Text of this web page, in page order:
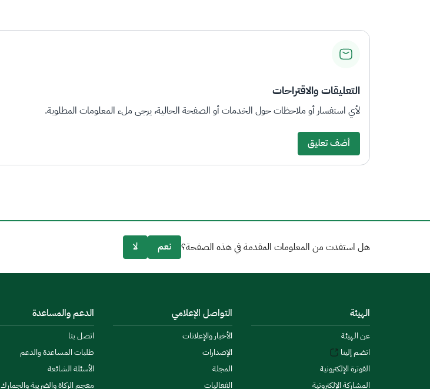
التعليقات والاقتراحات
لأي استفسار أو ملاحظات حول الخدمات أو الصفحة الحالية، يرجى ملء المعلومات المطلوبة.
أضف تعليق
هل استفدت من المعلومات المقدمة في هذه الصفحة؟ نعم لا
الهيئة
عن الهيئة
انضم إلينا
الفوترة الإلكترونية
المشاركة الإلكترونية
التواصل الإعلامي
الأخبار والإعلانات
الإصدارات
المجلة
الفعاليات
الدعم والمساعدة
اتصل بنا
طلبات المساعدة والدعم
الأسئلة الشائعة
معجم الزكاة والضريبة والجمارك